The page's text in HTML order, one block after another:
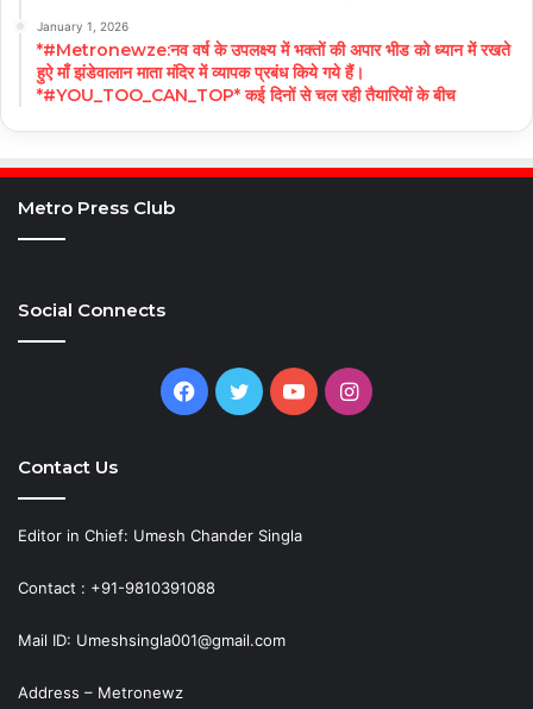
January 1, 2026
*#Metronewze:नव वर्ष के उपलक्ष्य में भक्तों की अपार भीड को ध्यान में रखते
हुऐ माँ झंडेवालान माता मंदिर में व्यापक प्रबंध किये गये हैं।
*#YOU_TOO_CAN_TOP* कई दिनों से चल रही तैयारियों के बीच
Metro Press Club
Social Connects
Facebook
TwitterYouTubeInstagram
Contact Us
Editor in Chief: Umesh Chander Singla
Contact : +91-9810391088
Mail ID: Umeshsingla001@gmail.com
Address – Metronewz